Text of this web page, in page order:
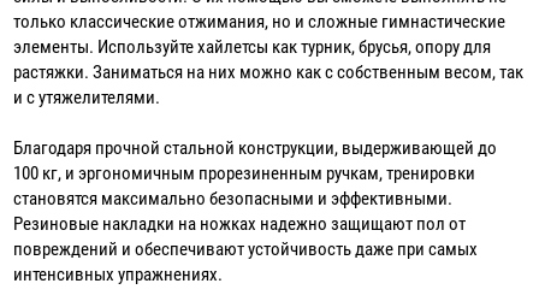
только классические отжимания, но и сложные гимнастические
элементы. Используйте хайлетсы как турник, брусья, опору для
растяжки. Заниматься на них можно как с собственным весом, так
и с утяжелителями.
Благодаря прочной стальной конструкции, выдерживающей до
100 кг, и эргономичным прорезиненным ручкам, тренировки
становятся максимально безопасными и эффективными.
Резиновые накладки на ножках надежно защищают пол от
повреждений и обеспечивают устойчивость даже при самых
интенсивных упражнениях.